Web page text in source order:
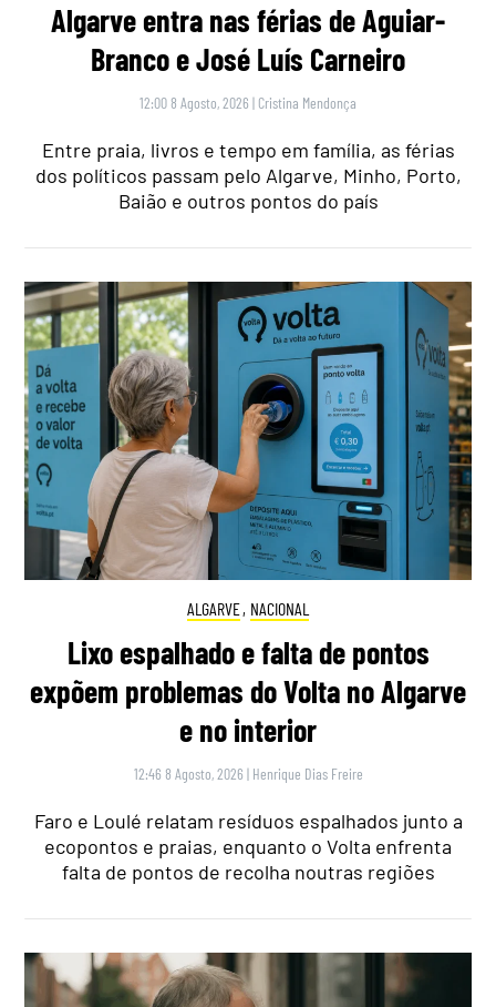
Algarve entra nas férias de Aguiar-
Branco e José Luís Carneiro
12:00 8 Agosto, 2026 | Cristina Mendonça
Entre praia, livros e tempo em família, as férias
dos políticos passam pelo Algarve, Minho, Porto,
Baião e outros pontos do país
ALGARVE, NACIONAL
Lixo espalhado e falta de pontos
expõem problemas do Volta no Algarve
e no interior
12:46 8 Agosto, 2026 | Henrique Dias Freire
Faro e Loulé relatam resíduos espalhados junto a
ecopontos e praias, enquanto o Volta enfrenta
falta de pontos de recolha noutras regiões